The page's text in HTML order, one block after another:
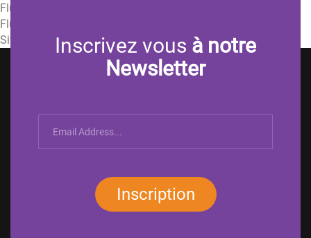
Flux des publications
Flux des commentaires
Site de WordPress-FRInscrivez vous à notre
Newsletter
Inscription